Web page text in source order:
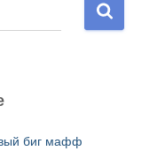
биг мафф